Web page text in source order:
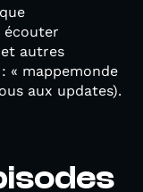
écouter
et autres
« mappemonde
aux updates).